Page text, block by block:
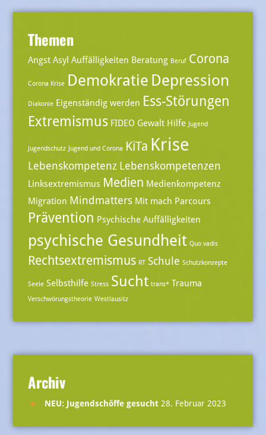
Themen
Angst Asyl Auffälligkeiten Beratung Beruf Corona
Corona Krise Demokratie Depression
Diakonie Eigenständig werden Ess-Störungen
Extremismus FIDEO Gewalt Hilfe Jugend
Jugendschutz Jugend und Corona KiTa Krise
Lebenskompetenz Lebenskompetenzen
Linksextremismus Medien Medienkompetenz
Migration Mindmatters Mit mach Parcours
Prävention Psychische Auffälligkeiten
psychische Gesundheit Quo vadis
Rechtsextremismus RT Schule Schutzkonzepte
Seele Selbsthilfe Stress Sucht trans* Trauma
Verschwörungstheorie Westlausitz
Archiv
NEU: Jugendschöffe gesucht 28. Februar 2023